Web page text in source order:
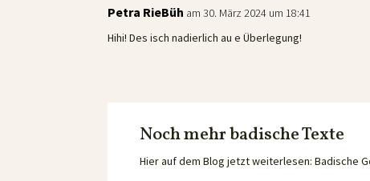
Petra RieBüh am 30. März 2024 um 18:41
Hihi! Des isch nadierlich au e Überlegung!
Noch mehr badische Texte
Hier auf dem Blog jetzt weiterlesen: Badische